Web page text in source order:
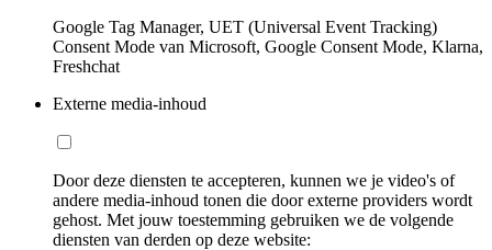
Google Tag Manager, UET (Universal Event Tracking)
Consent Mode van Microsoft, Google Consent Mode, Klarna,
Freshchat
Externe media-inhoud
Door deze diensten te accepteren, kunnen we je video's of
andere media-inhoud tonen die door externe providers wordt
gehost. Met jouw toestemming gebruiken we de volgende
diensten van derden op deze website: